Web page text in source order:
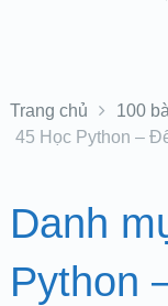
Trang chủ
100
45 Học Python –
Danh
Python